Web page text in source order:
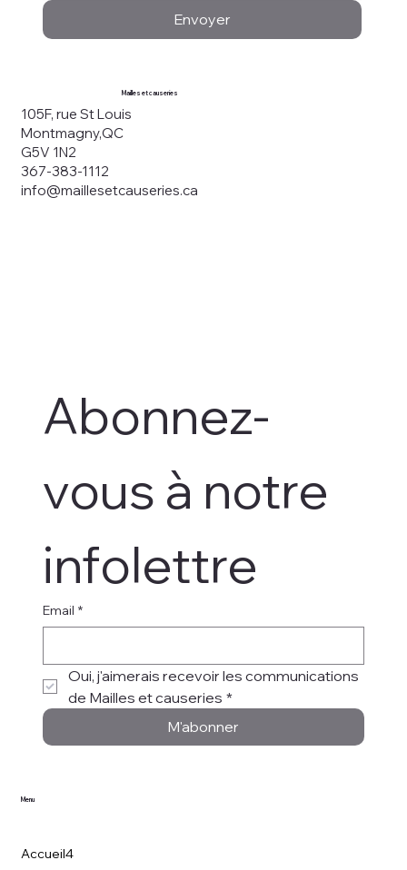
Mailles et causeries
105F, rue St Louis
Montmagny,QC
G5V 1N2
367-383-1112
info@maillesetcauseries.ca
Abonnez-
vous à notre
infolettre
Email *
Oui, j'aimerais recevoir les communications
de Mailles et causeries *
M'abonner
Menu
Accueil4
Envoyer